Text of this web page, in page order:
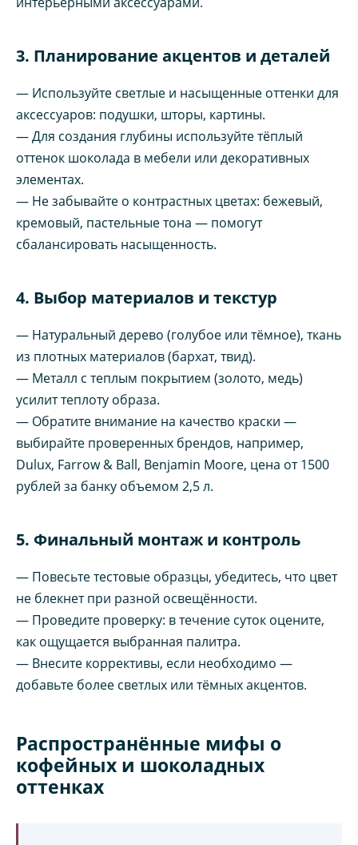
3. Планирование акцентов и деталей
— Используйте светлые и насыщенные оттенки для
аксессуаров: подушки, шторы, картины.
— Для создания глубины используйте тёплый
оттенок шоколада в мебели или декоративных
элементах.
— Не забывайте о контрастных цветах: бежевый,
кремовый, пастельные тона — помогут
сбалансировать насыщенность.
4. Выбор материалов и текстур
— Натуральный дерево (голубое или тёмное), ткань
из плотных материалов (бархат, твид).
— Металл с теплым покрытием (золото, медь)
усилит теплоту образа.
— Обратите внимание на качество краски —
выбирайте проверенных брендов, например,
Dulux, Farrow & Ball, Benjamin Moore, цена от 1500
рублей за банку объемом 2,5 л.
5. Финальный монтаж и контроль
— Повесьте тестовые образцы, убедитесь, что цвет
не блекнет при разной освещённости.
— Проведите проверку: в течение суток оцените,
как ощущается выбранная палитра.
— Внесите коррективы, если необходимо —
добавьте более светлых или тёмных акцентов.
Распространённые мифы о
кофейных и шоколадных
оттенках